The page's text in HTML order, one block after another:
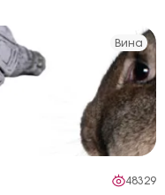
Вина
48329